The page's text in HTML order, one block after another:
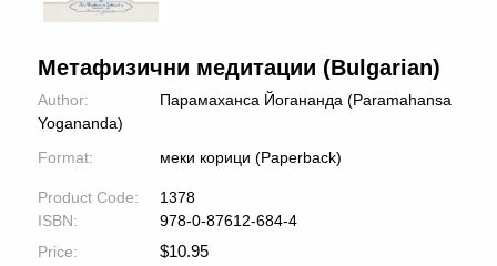
Метафизични медитации (Bulgarian)
Author:
Парамаханса Йогананда (Paramahansa
Yogananda)
Format:
меки корици (Paperback)
Product Code:
1378
ISBN:
978-0-87612-684-4
Price:
$10.95